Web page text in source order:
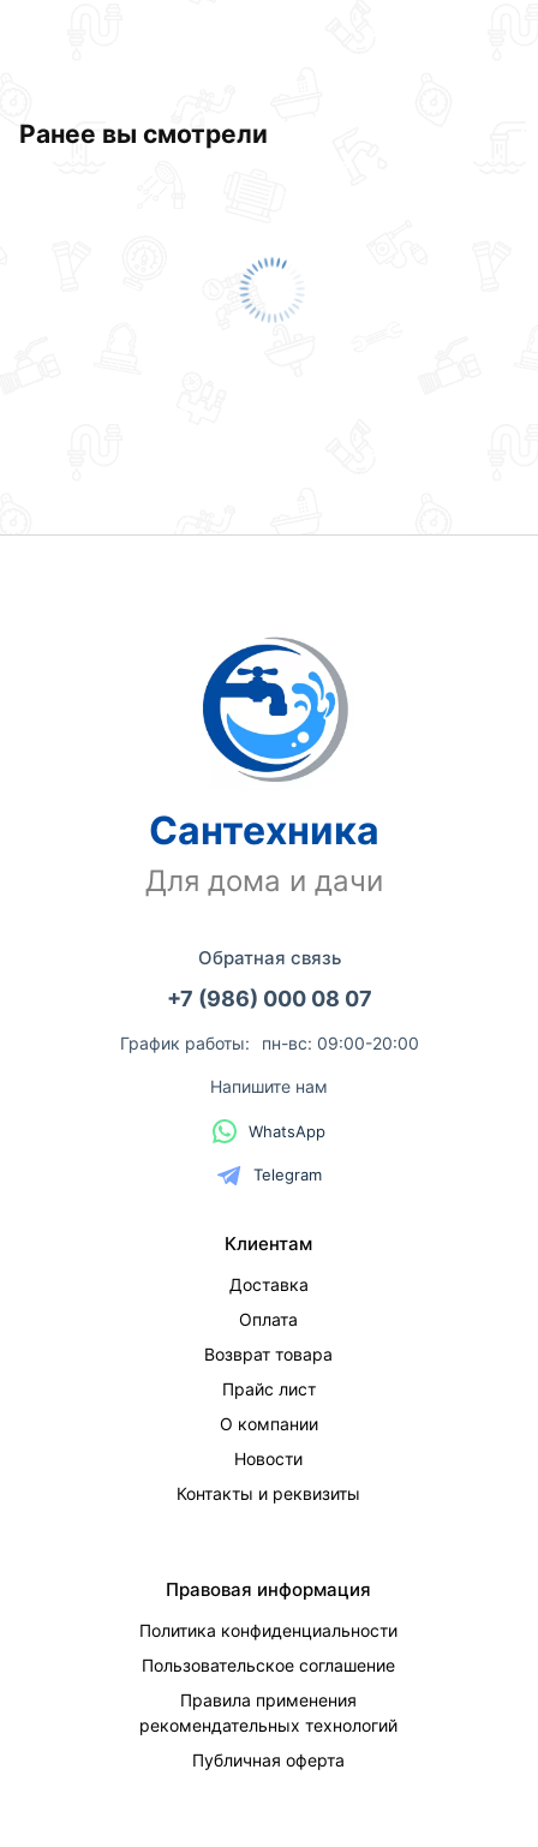
Ранее вы смотрели
Сантехника
Для дома и дачи
Обратная связь
+7 (986) 000 08 07
График работы: пн-вс: 09:00-20:00
Напишите нам
WhatsApp
Telegram
Клиентам
Доставка
Оплата
Возврат товара
Прайс лист
О компании
Новости
Контакты и реквизиты
Правовая информация
Политика конфиденциальности
Пользовательское соглашение
Правила применения
рекомендательных технологий
Публичная оферта